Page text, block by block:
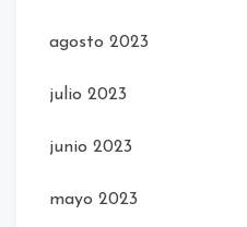
agosto 2023
julio 2023
junio 2023
mayo 2023